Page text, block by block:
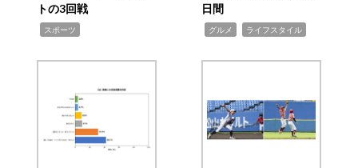
トの3回戦
スポーツ
日間
グルメ ライフスタイル